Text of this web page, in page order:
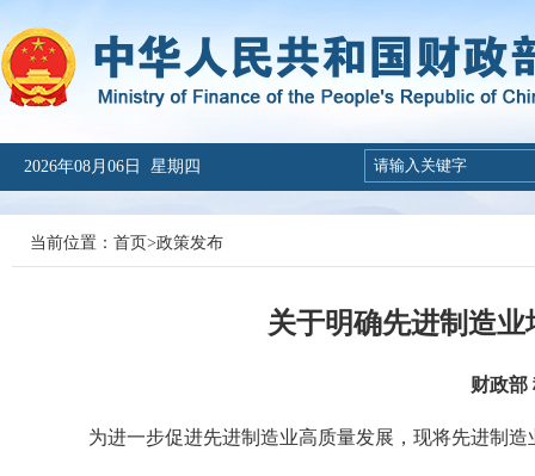
2026年08月06日 星期四
当前位置： 首页>政策发布
关于明确先进制造
财政部
为进一步促进先进制造业高质量发展，现将先进制造